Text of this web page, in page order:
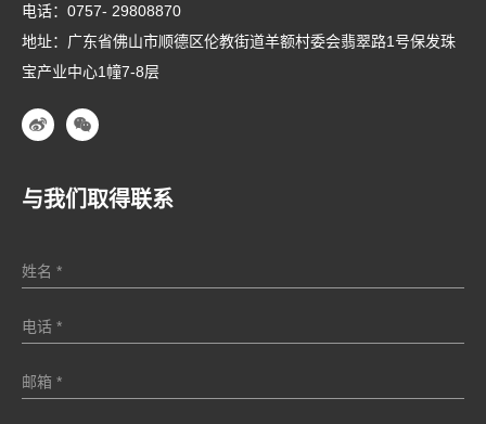
电话： 0757- 29808870
地址：广东省佛山市顺德区伦教街道羊额村委会翡翠路1号保发珠
宝产业中心1幢7-8层
与我们取得联系